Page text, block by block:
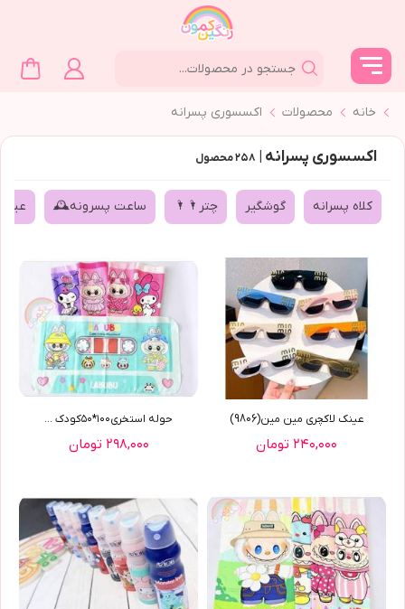
خانه محصولات اکسسوری پسرانه
اکسسوری پسرانه | ۲۵۸محصول
کلاه پسرانه گوشگیر چتر🌂🌂 ساعت پسرونه🕰
عینک لاکچری مین مین(9806)
۲۴۰,۰۰۰ تومان
حوله استخری١٠٠*٥٠کودک ...
۲۹۸,۰۰۰ تومان